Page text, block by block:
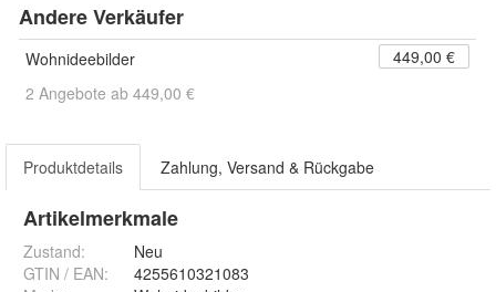
Andere Verkäufer
Wohnideebilder
449,00 €
2 Angebote ab 449,00 €
Produktdetails Zahlung, Versand & Rückgabe
Artikelmerkmale
Zustand:
Neu
GTIN / EAN:
4255610321083